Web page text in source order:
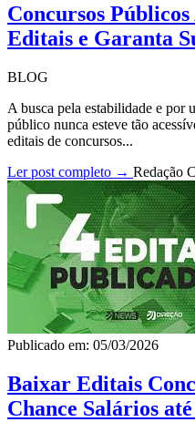
Concursos
Editais e Garanta
BLOG
A busca pela estabilidade e por
público nunca esteve tão
editais de concursos...
Ler post completo → Redação
Publicado em: 05/03/2026
Baixar Editais
Chance Salários